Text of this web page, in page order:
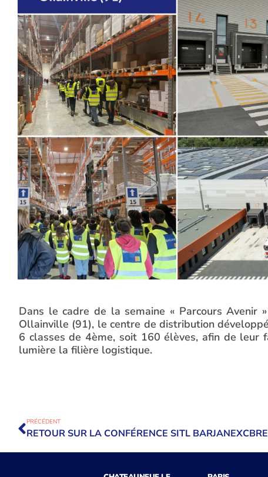
Dans le cadre de la semaine « Parcours Avenir
Ollainville (91), le centre de distribution
6 classes de 4ème, soit 160 élèves, afin de leur
lumière la filière logistique.
PRÉCÉDENT